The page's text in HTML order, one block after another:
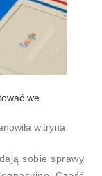
we
witryna
sobie sprawy